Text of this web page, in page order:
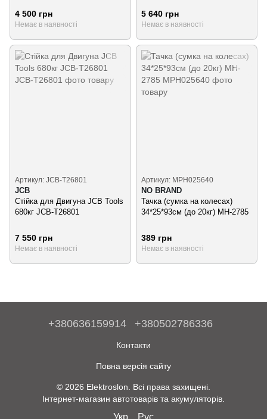
4 500 грн
Немає в наявності
5 640 грн
Немає в наявності
Артикул: JCB-T26801
JCB
Стійка для Двигуна JCB Tools
680кг JCB-T26801
7 550 грн
Немає в наявності
Артикул: MPH025640
NO BRAND
Тачка (сумка на колесах)
34*25*93см (до 20кг) MH-2785
389 грн
Немає в наявності
+380636159914 +380502786336
Контакти
Повна версія сайту
© 2026 Elektroslon. Всі права захищені.
Інтернет-магазин автотоварів та акумуляторів.
Укр Рус